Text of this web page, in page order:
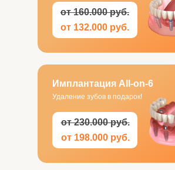
от 160.000 руб.
от 132.000 руб.
от 230.000 руб.
Имплантация All-on-6
от 198.000 руб.
Удаление зубов в подарок!